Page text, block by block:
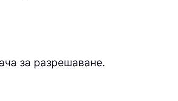
за разрешаване.